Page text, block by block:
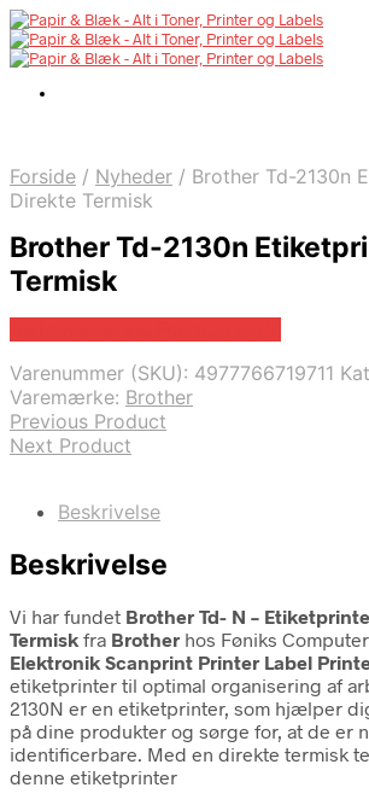
Forside / Nyheder / Brother Td-2130n
Direkte Termisk
Brother Td-2130n
Termisk
Varenummer (SKU): 4977766719711
Varemærke: Brother
Previous Product
Next Product
Beskrivelse
Beskrivelse
Vi har fundet Brother Td- N –
Termisk fra Brother hos Føniks
Elektronik Scanprint Printer Label
etiketprinter til optimal organisering af
2130N er en etiketprinter, som hjælper
på dine produkter og sørge for, at de er
identificerbare. Med en direkte termisk
denne etiketprinter